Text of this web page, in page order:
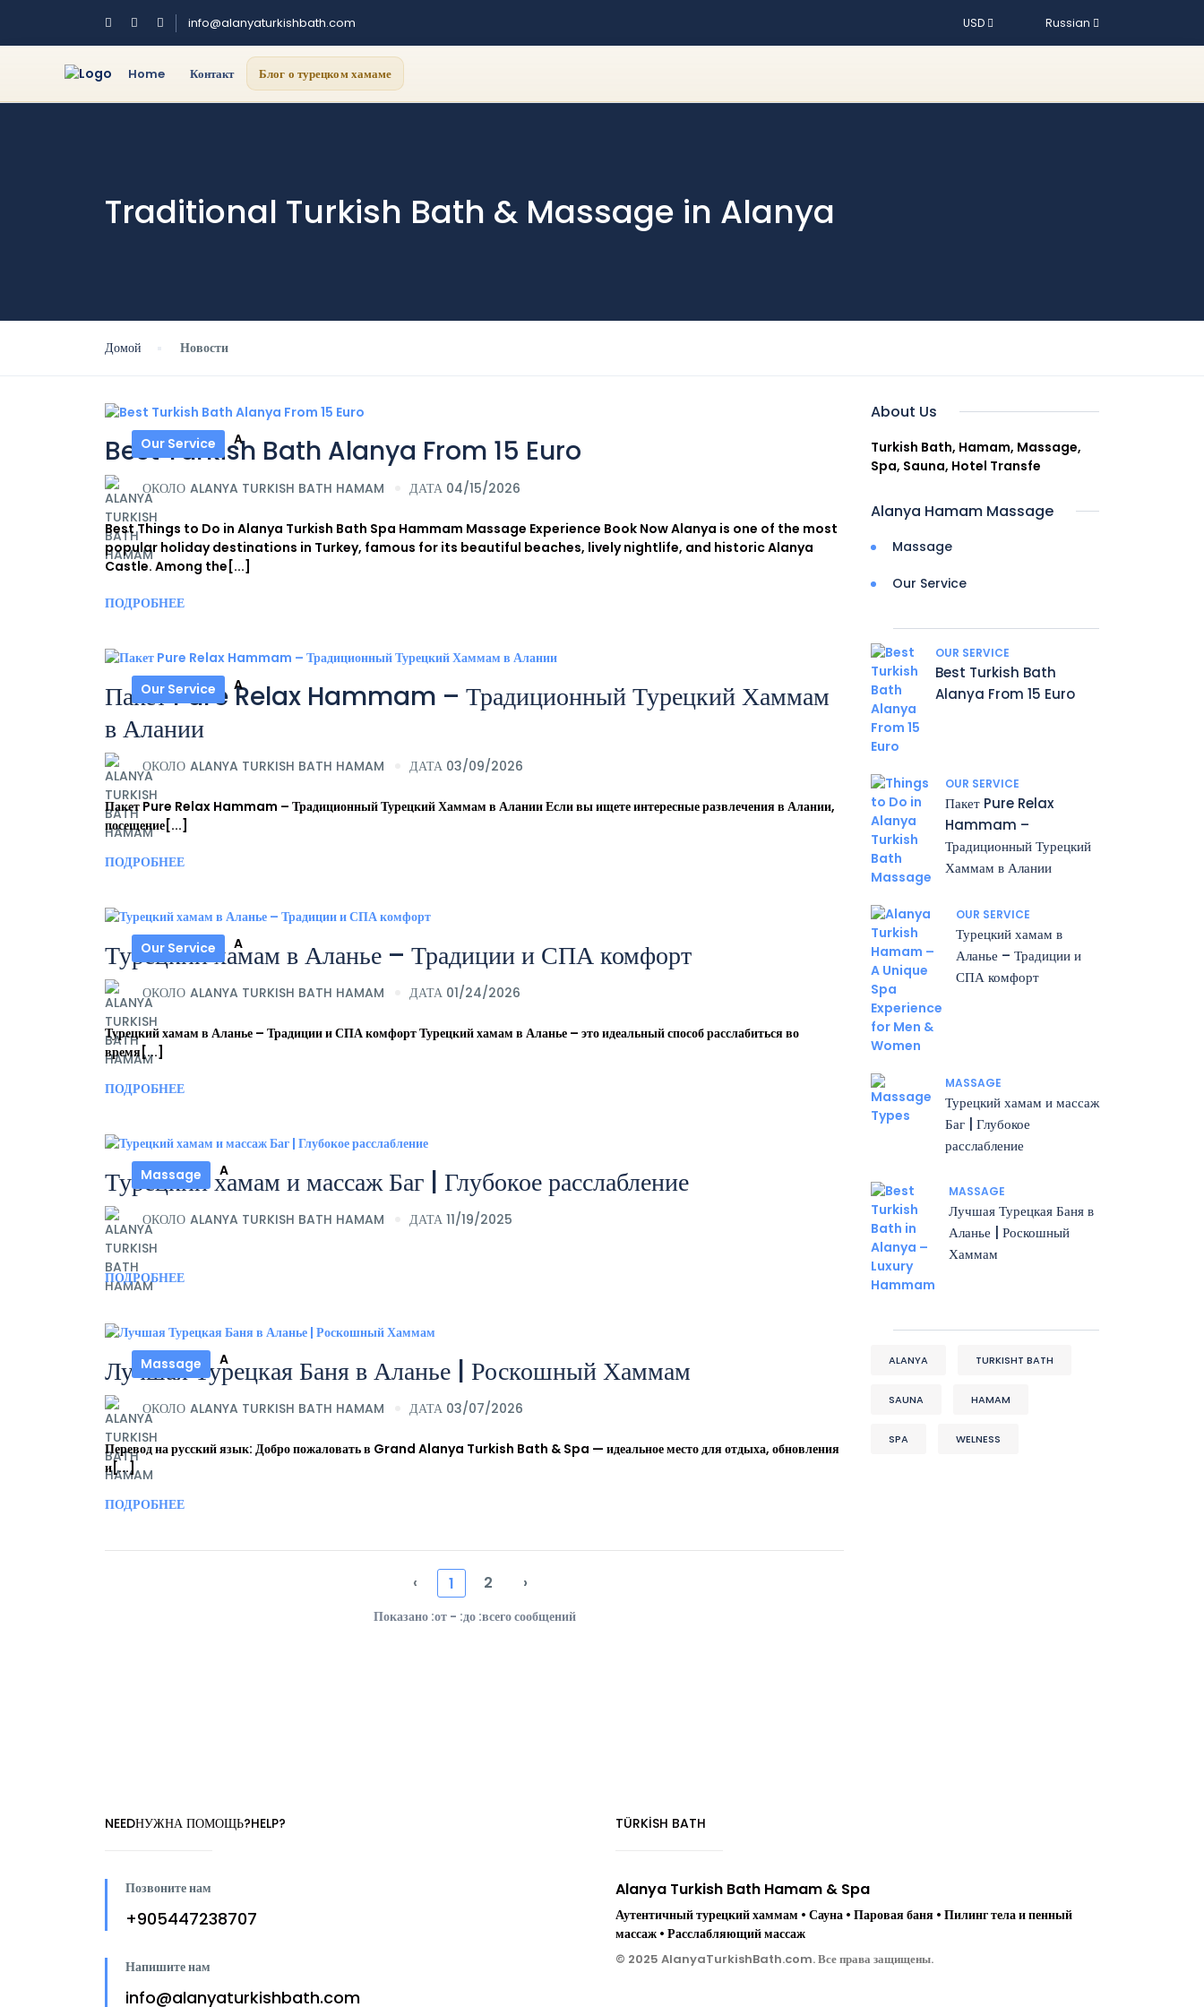
info@alanyaturkishbath.com USD Russian
Home Контакт Блог о турецком хамаме
Traditional Turkish Bath & Massage in Alanya
Домой Новости
A
Our Service
Best Turkish Bath Alanya From 15 Euro
ОКОЛО ALANYA TURKISH BATH HAMAM ДАТА 04/15/2026
Best Things to Do in Alanya Turkish Bath Spa Hammam Massage Experience Book Now Alanya is one of the most
popular holiday destinations in Turkey, famous for its beautiful beaches, lively nightlife, and historic Alanya
Castle. Among the[...]
ПОДРОБНЕЕ
A
Our Service
Пакет Pure Relax Hammam – Традиционный Турецкий Хаммам
в Алании
ОКОЛО ALANYA TURKISH BATH HAMAM ДАТА 03/09/2026
Пакет Pure Relax Hammam – Традиционный Турецкий Хаммам в Алании Если вы ищете интересные развлечения в Алании,
посещение[...]
ПОДРОБНЕЕ
A
Our Service
Турецкий хамам в Аланье – Традиции и СПА комфорт
ОКОЛО ALANYA TURKISH BATH HAMAM ДАТА 01/24/2026
Турецкий хамам в Аланье – Традиции и СПА комфорт Турецкий хамам в Аланье – это идеальный способ расслабиться во
время[...]
ПОДРОБНЕЕ
A
Massage
Турецкий хамам и массаж Баг | Глубокое расслабление
ОКОЛО ALANYA TURKISH BATH HAMAM ДАТА 11/19/2025
ПОДРОБНЕЕ
A
Massage
Лучшая Турецкая Баня в Аланье | Роскошный Хаммам
ОКОЛО ALANYA TURKISH BATH HAMAM ДАТА 03/07/2026
Перевод на русский язык: Добро пожаловать в Grand Alanya Turkish Bath & Spa — идеальное место для отдыха, обновления
и[...]
ПОДРОБНЕЕ
‹ 1 2 ›
Показано :от - :до :всего сообщений
About Us
Turkish Bath, Hamam, Massage,
Spa, Sauna, Hotel Transfe
Alanya Hamam Massage
Massage
Our Service
OUR SERVICE
Best Turkish Bath
Alanya From 15 Euro
OUR SERVICE
Пакет Pure Relax
Hammam –
Традиционный Турецкий
Хаммам в Алании
OUR SERVICE
Турецкий хамам в
Аланье – Традиции и
СПА комфорт
MASSAGE
Турецкий хамам и массаж
Баг | Глубокое
расслабление
MASSAGE
Лучшая Турецкая Баня в
Аланье | Роскошный
Хаммам
ALANYA TURKISHT BATH
SAUNA HAMAM
SPA WELNESS
NEEDНУЖНА ПОМОЩЬ?HELP?
Позвоните нам
+905447238707
Напишите нам
info@alanyaturkishbath.com
TÜRKİSH BATH
Alanya Turkish Bath Hamam & Spa
Аутентичный турецкий хаммам • Сауна • Паровая баня • Пилинг тела и пенный
массаж • Расслабляющий массаж
© 2025 AlanyaTurkishBath.com. Все права защищены.